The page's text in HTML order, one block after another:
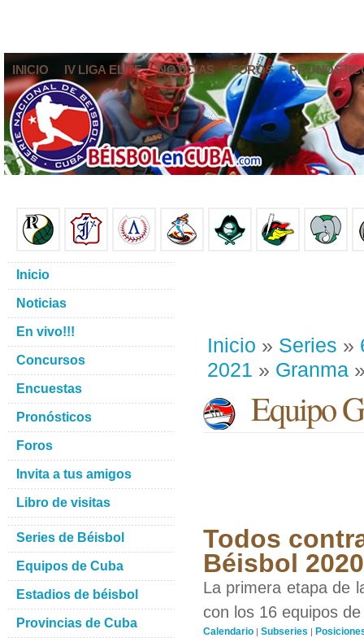
INICIO IV LIGA ELITE NOTICIAS FOROS
Inicio » Series »
2021 » Granma
Equipo
Todos
Béisbol
La primera etapa de
con los 16 equipos
Calendario | Subseries |
Inicio
Noticias
En vivo!!!
Concursos
Encuestas
Pronósticos
Foros
Invita a tus amigos
Libro de visitas
Series de Béisbol
Equipos de Cuba
Estadios de béisbol
Provincias de Cuba